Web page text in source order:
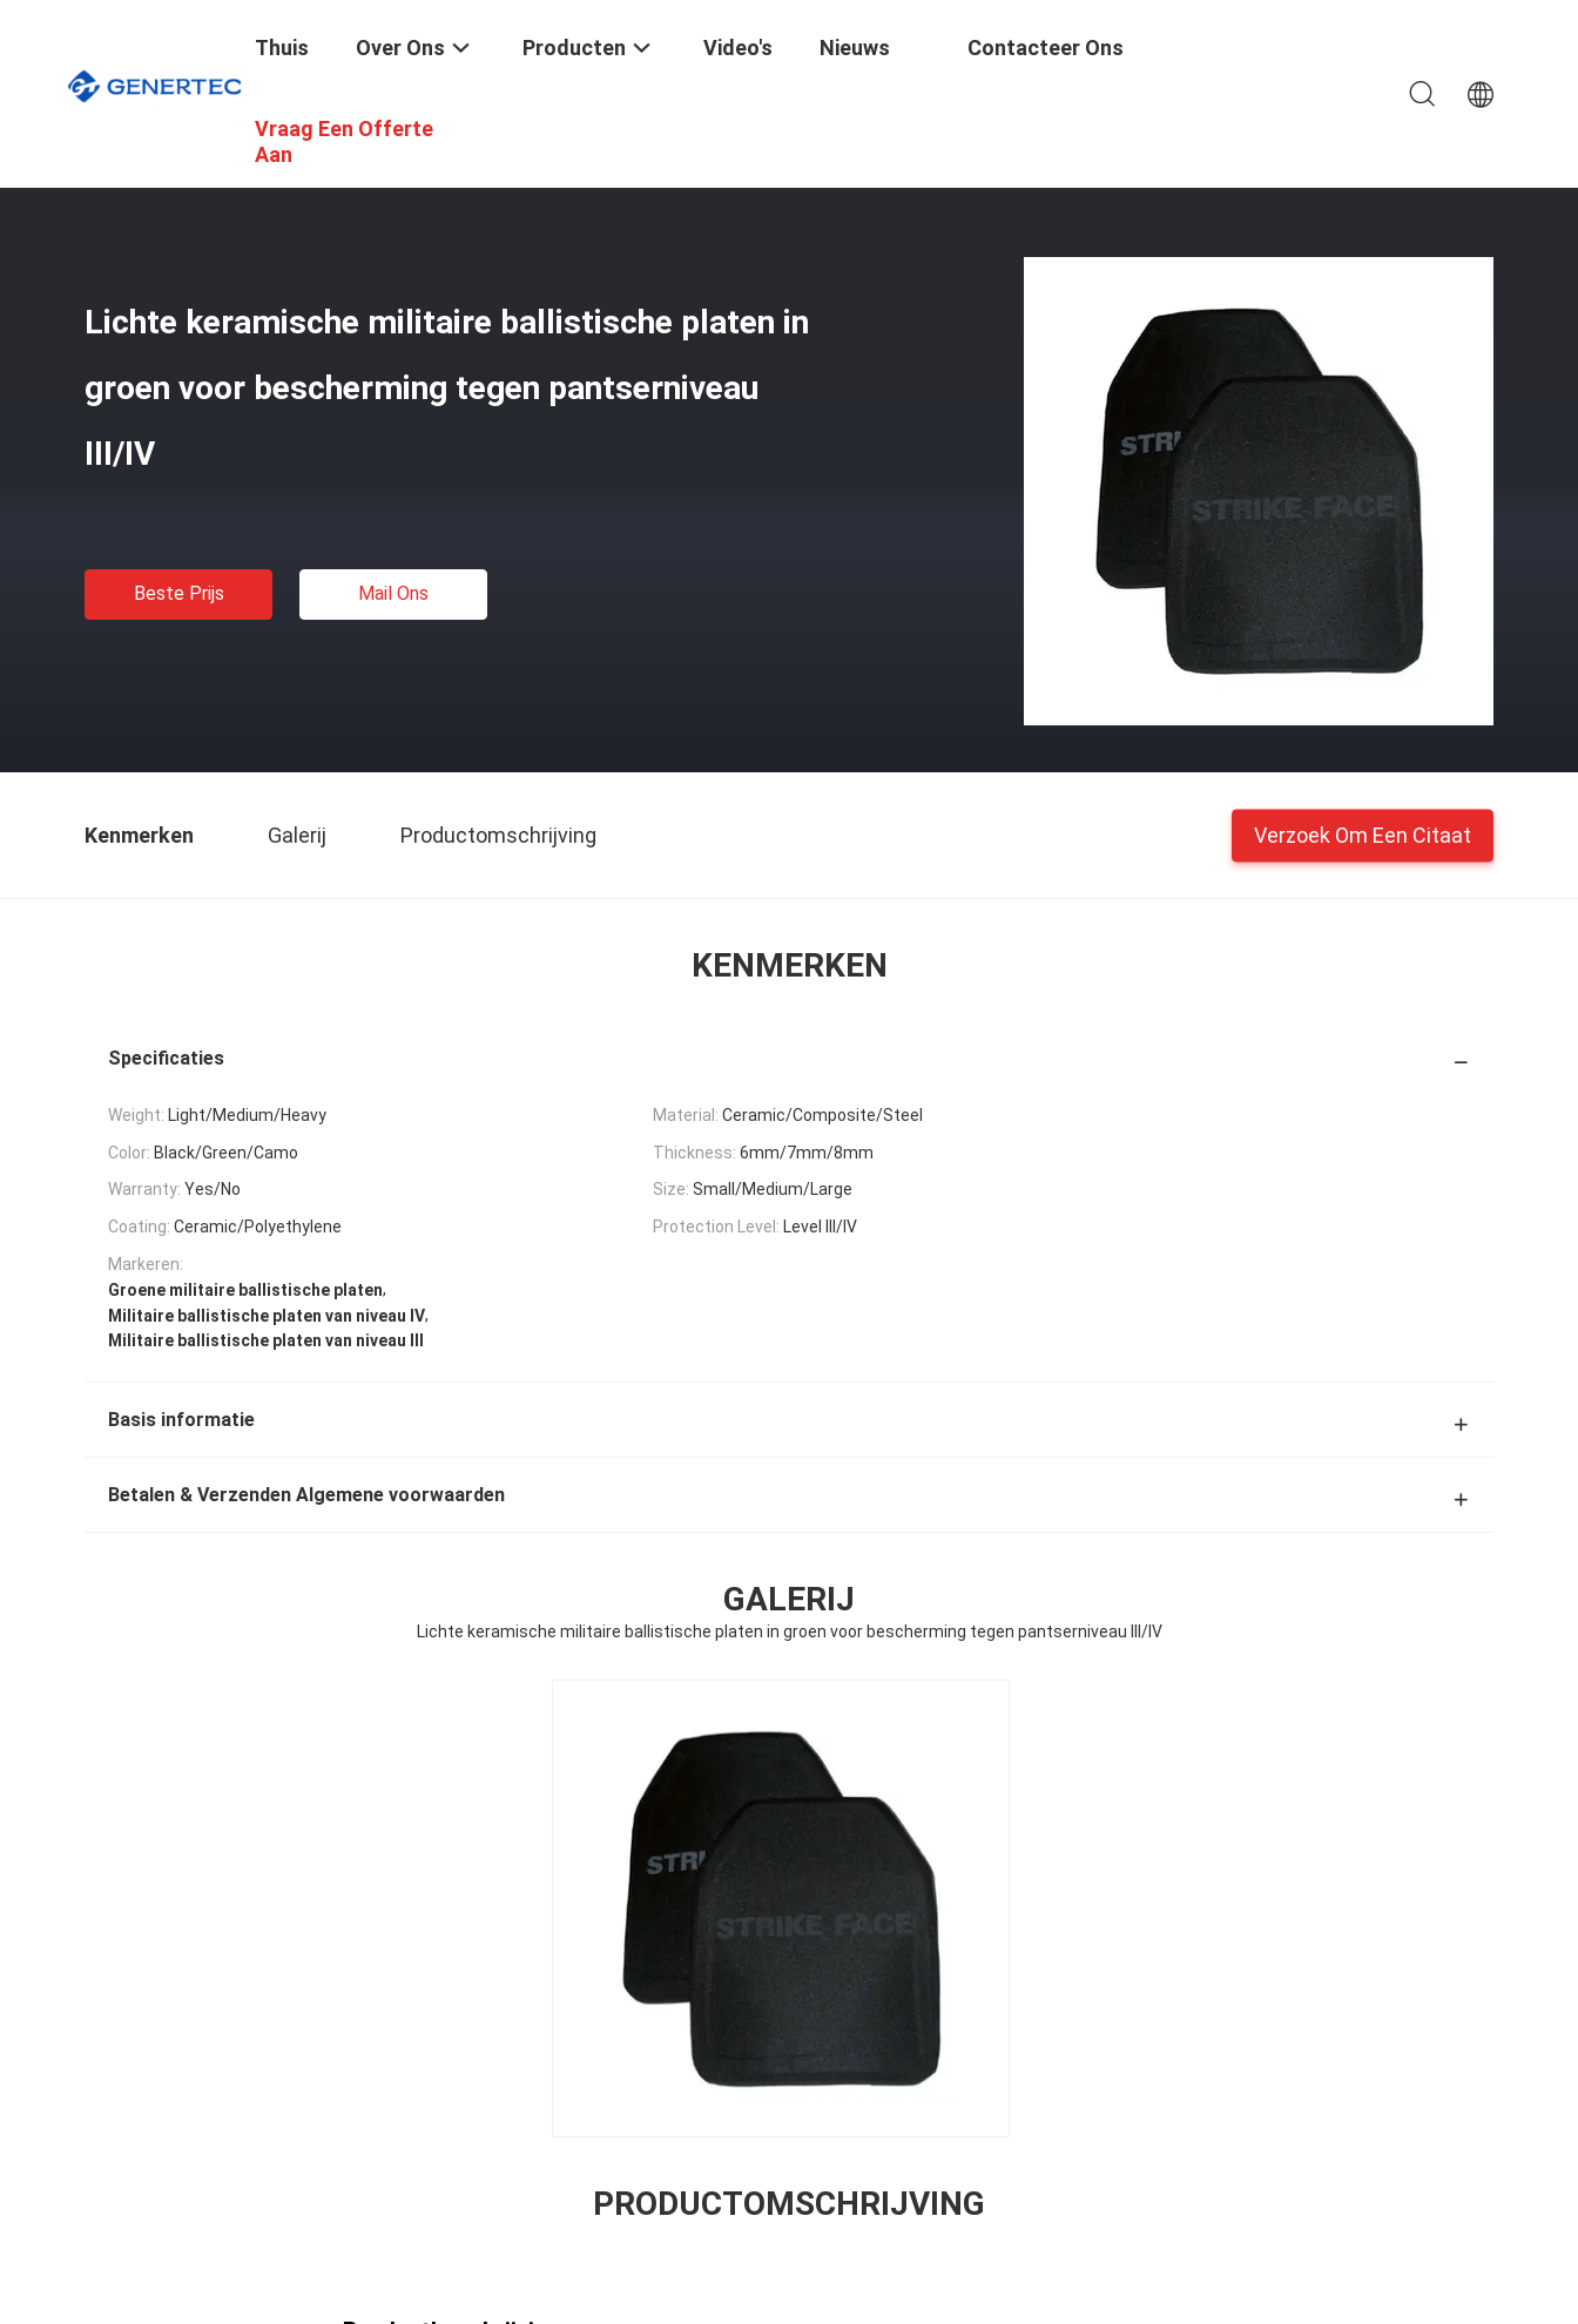
Thuis Over Ons Producten Video's Nieuws Contacteer Ons
Vraag Een Offerte
Aan
Militaire Ballistische Platen
Lichte keramische militaire ballistische platen in
groen voor bescherming tegen pantserniveau
III/IV
Beste Prijs Mail Ons
Kenmerken Galerij Productomschrijving Verzoek Om Een Citaat
KENMERKEN
Specificaties
Weight: Light/Medium/Heavy Material: Ceramic/Composite/Steel
Color: Black/Green/Camo Thickness: 6mm/7mm/8mm
Warranty: Yes/No Size: Small/Medium/Large
Coating: Ceramic/Polyethylene Protection Level: Level III/IV
Markeren:
Groene militaire ballistische platen,
Militaire ballistische platen van niveau IV,
Militaire ballistische platen van niveau III
Basis informatie
Betalen & Verzenden Algemene voorwaarden
GALERIJ
Lichte keramische militaire ballistische platen in groen voor bescherming tegen pantserniveau III/IV
PRODUCTOMSCHRIJVING